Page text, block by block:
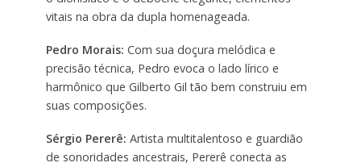
vitais na obra da dupla homenageada.
Pedro Morais: Com sua doçura melódica e
precisão técnica, Pedro evoca o lado lírico e
harmônico que Gilberto Gil tão bem construiu em
suas composições.
Sérgio Pererê: Artista multitalentoso e guardião
de sonoridades ancestrais, Pererê conecta as